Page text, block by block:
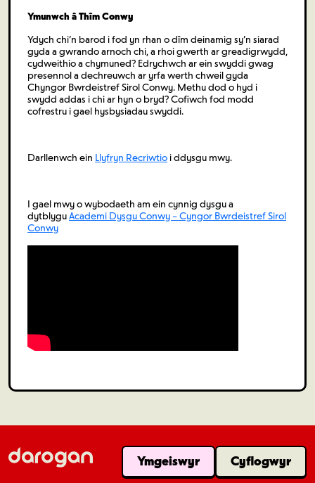
Ymunwch â Thîm Conwy
Ydych chi’n barod i fod yn rhan o dîm deinamig sy’n siarad
gyda a gwrando arnoch chi, a rhoi gwerth ar greadigrwydd,
cydweithio a chymuned? Edrychwch ar ein swyddi gwag
presennol a dechreuwch ar yrfa werth chweil gyda
Chyngor Bwrdeistref Sirol Conwy. Methu dod o hyd i
swydd addas i chi ar hyn o bryd? Cofiwch fod modd
cofrestru i gael hysbysiadau swyddi.
Darllenwch ein Llyfryn Recriwtio i ddysgu mwy.
I gael mwy o wybodaeth am ein cynnig dysgu a
dytblyguAcademi Dysgu Conwy – Cyngor Bwrdeistref Sirol
Conwy
Ymgeiswyr Cyflogwyr